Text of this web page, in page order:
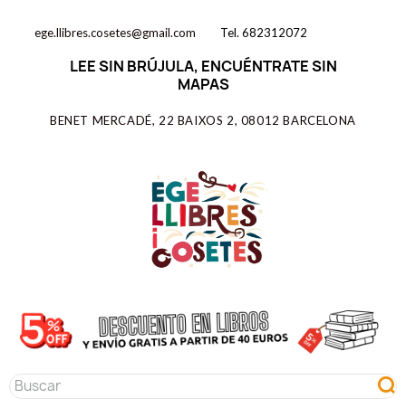
ege.llibres.cosetes@gmail.com Tel. 682312072
LEE SIN BRÚJULA, ENCUÉNTRATE SIN
MAPAS
BENET MERCADÉ, 22 BAIXOS 2, 08012 BARCELONA